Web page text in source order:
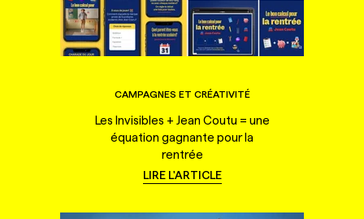
CAMPAGNES ET CRÉATIVITÉ
Les Invisibles + Jean Coutu = une
équation gagnante pour la
rentrée
LIRE L'ARTICLE